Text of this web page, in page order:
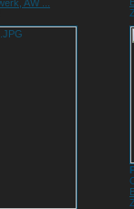
AW ...